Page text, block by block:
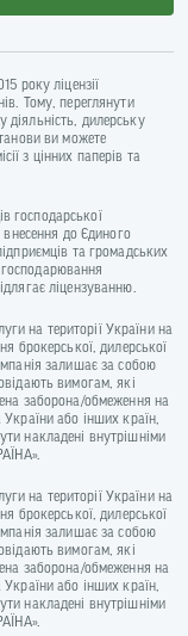
року ліцензії
Тому, переглянути
дилерську
ви можете
з цінних паперів та
господарської
до Єдиного
та громадських
ліцензуванню.
на території України на
брокерської, дилерської
залишає за собою
вимогам, які
заборона/обмеження на
або інших країн,
накладені внутрішніми
на території України на
брокерської, дилерської
залишає за собою
вимогам, які
заборона/обмеження на
або інших країн,
накладені внутрішніми